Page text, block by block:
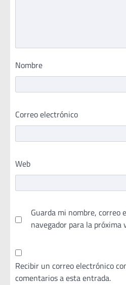
Nombre
Correo electrónico
Web
Guarda mi nombre, correo
navegador para la próxima
Recibir un correo electrónico
comentarios a esta entrada.